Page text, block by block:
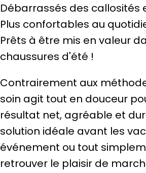
Débarrassés des callosités
Plus confortables au
Prêts à être mis en valeur
chaussures d'été !
Contrairement aux
soin agit tout en douceur
résultat net, agréable et
solution idéale avant les
événement ou tout
retrouver le plaisir de